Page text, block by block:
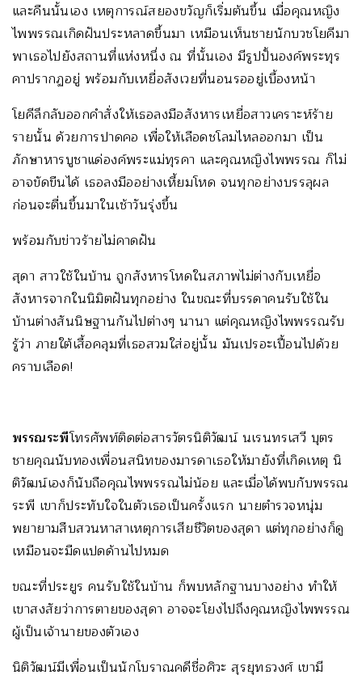
และคืนนั้นเอง เหตุการณ์สยองขวัญก็เริ่มต้นขึ้น เมื่อคุณหญิง
ไพพรรณเกิดฝันประหลาดขึ้นมา เหมือนเห็นชายนักบวชโยคีมา
พาเธอไปยังสถานที่แห่งหนึ่ง ณ ที่นั้นเอง มีรูปปั้นองค์พระทุร
คาปรากฏอยู่ พร้อมกับเหยื่อสังเวยที่นอนรออยู่เบื้องหน้า
โยคีลึกลับออกคำสั่งให้เธอลงมือสังหารเหยื่อสาวเคราะห์ร้าย
รายนั้น ด้วยการปาดคอ เพื่อให้เลือดชโลมไหลออกมา เป็น
ภักษาหารบูชาแด่องค์พระแม่ทุรคา และคุณหญิงไพพรรณ ก็ไม่
อาจขัดขืนได้ เธอลงมืออย่างเหี้ยมโหด จนทุกอย่างบรรลุผล
ก่อนจะตื่นขึ้นมาในเช้าวันรุ่งขึ้น
พร้อมกับข่าวร้ายไม่คาดฝัน
สุดา สาวใช้ในบ้าน ถูกสังหารโหดในสภาพไม่ต่างกับเหยื่อ
สังหารจากในนิมิตฝันทุกอย่าง ในขณะที่บรรดาคนรับใช้ใน
บ้านต่างสันนิษฐานกันไปต่างๆ นานา แต่คุณหญิงไพพรรณรับ
รู้ว่า ภายใต้เสื้อคลุมที่เธอสวมใส่อยู่นั้น มันเปรอะเปื้อนไปด้วย
คราบเลือด!
พรรณระพีโทรศัพท์ติดต่อสารวัตรนิติวัฒน์ นเรนทรเสวี บุตร
ชายคุณนับทองเพื่อนสนิทของมารดาเธอให้มายังที่เกิดเหตุ นิ
ติวัฒน์เองก็นับถือคุณไพพรรณไม่น้อย และเมื่อได้พบกับพรรณ
ระพี เขาก็ประทับใจในตัวเธอเป็นครั้งแรก นายตำรวจหนุ่ม
พยายามสืบสวนหาสาเหตุการเสียชีวิตของสุดา แต่ทุกอย่างก็ดู
เหมือนจะมืดแปดด้านไปหมด
ขณะที่ประยูร คนรับใช้ในบ้าน ก็พบหลักฐานบางอย่าง ทำให้
เขาสงสัยว่าการตายของสุดา อาจจะโยงไปถึงคุณหญิงไพพรรณ
ผู้เป็นเจ้านายของตัวเอง
นิติวัฒน์มีเพื่อนเป็นนักโบราณคดีชื่อศิวะ สุรยุทธวงศ์ เขามี